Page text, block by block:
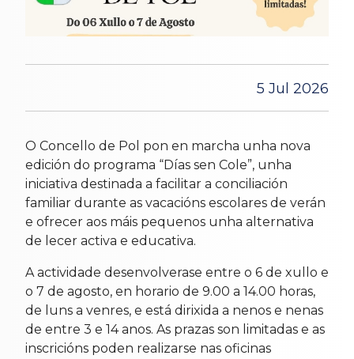
5 Jul 2026
O Concello de Pol pon en marcha unha nova
edición do programa “Días sen Cole”, unha
iniciativa destinada a facilitar a conciliación
familiar durante as vacacións escolares de verán
e ofrecer aos máis pequenos unha alternativa
de lecer activa e educativa.
A actividade desenvolverase entre o 6 de xullo e
o 7 de agosto, en horario de 9.00 a 14.00 horas,
de luns a venres, e está dirixida a nenos e nenas
de entre 3 e 14 anos. As prazas son limitadas e as
inscricións poden realizarse nas oficinas